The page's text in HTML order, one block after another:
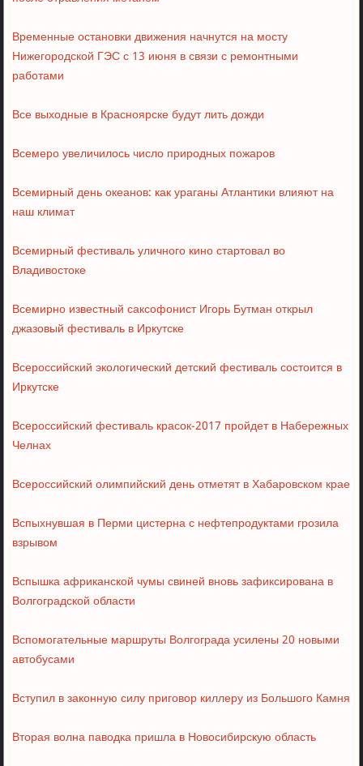
Временные остановки движения начнутся на мосту
Нижегородской ГЭC с 13 июня в связи с ремонтными
работами
Все выходные в Красноярске будут лить дожди
Всемеро увеличилось число природных пожаров
Всемирный день океанов: как ураганы Атлантики влияют на
наш климат
Всемирный фестиваль уличного кино стартовал во
Владивостоке
Всемирно известный саксофонист Игорь Бутман открыл
джазовый фестиваль в Иркутске
Всероссийский экологический детский фестиваль состоится в
Иркутске
Всероссийский фестиваль красок-2017 пройдет в Набережных
Челнах
Всероссийский олимпийский день отметят в Хабаровском крае
Вспыхнувшая в Перми цистерна с нефтепродуктами грозила
взрывом
Вспышка африканской чумы свиней вновь зафиксирована в
Волгоградской области
Вспомогательные маршруты Волгограда усилены 20 новыми
автобусами
Вступил в законную силу приговор киллеру из Большого Камня
Вторая волна паводка пришла в Новосибирскую область